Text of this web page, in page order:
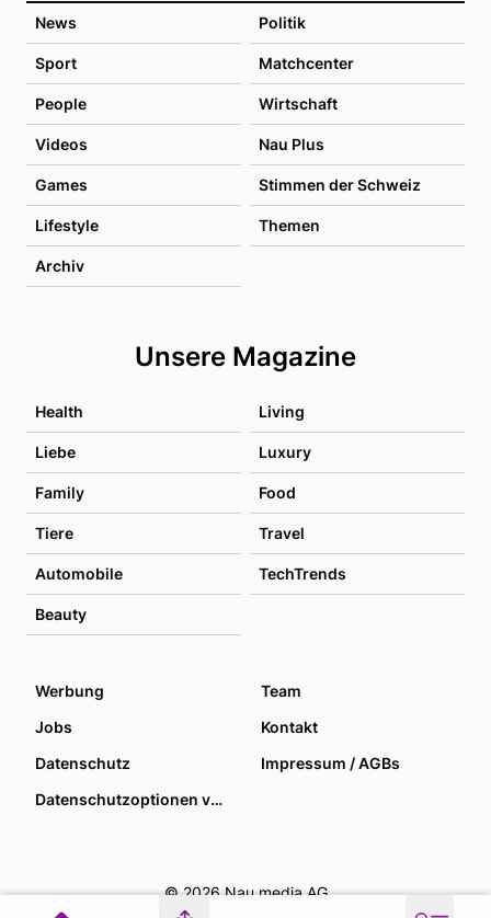
News Politik
Sport Matchcenter
People Wirtschaft
Videos Nau Plus
Games Stimmen der Schweiz
Lifestyle Themen
Archiv
Unsere Magazine
Health Living
Liebe Luxury
Family Food
Tiere Travel
Automobile TechTrends
Beauty
Werbung
Team
Jobs
Kontakt
Datenschutz
Impressum / AGBs
Datenschutzoptionen verwalten
© 2026 Nau media AG